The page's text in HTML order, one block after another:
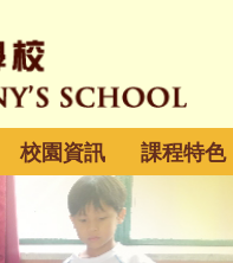
校園資訊 課程特色